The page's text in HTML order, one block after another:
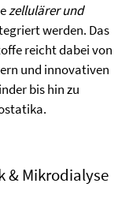
zellulärer und
werden. Das
reicht dabei von
und innovativen
bis hin zu
& Mikrodialyse